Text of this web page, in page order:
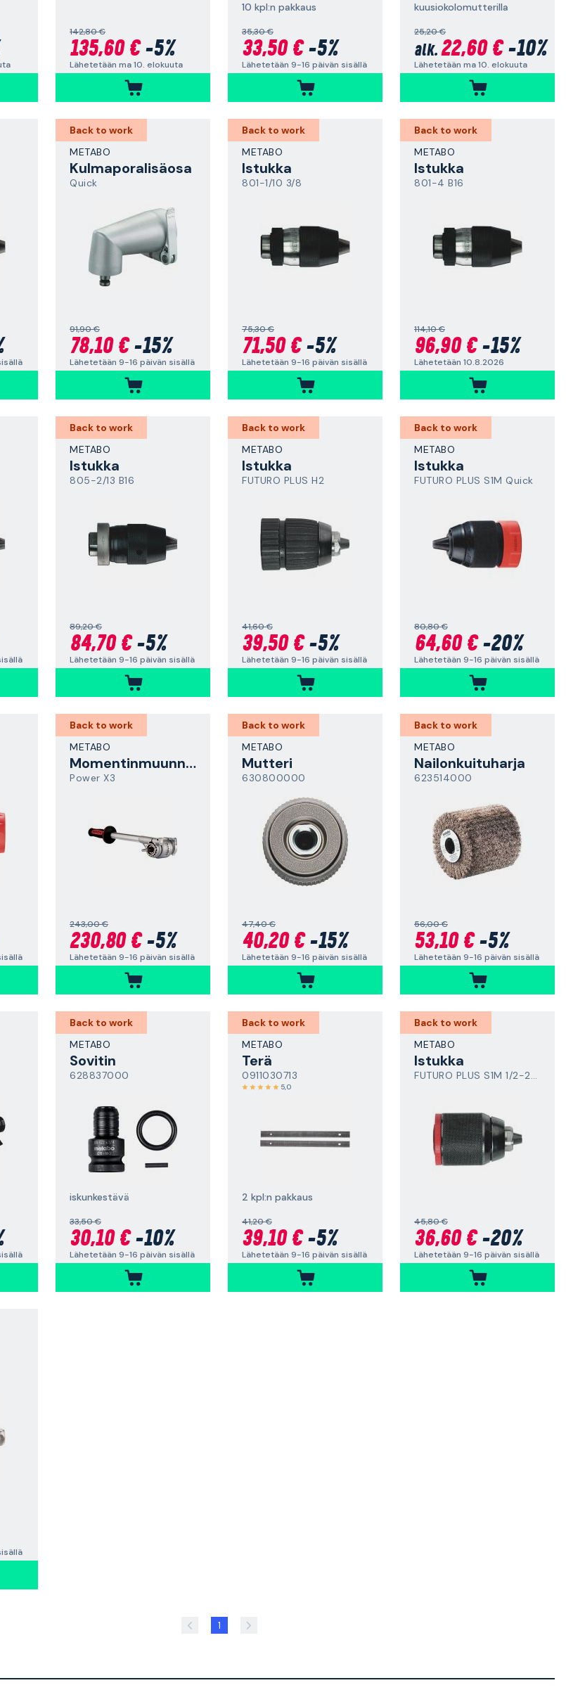
142,80 €
135,60 €-5%
Lähetetään ma 10. elokuuta
10 kpl:n pakkaus
35,30 €
33,50 €-5%
Lähetetään 9-16 päivän sisällä
kuusiokolomutterilla
25,20 €
alk. 22,60 €-10%
Lähetetään ma 10. elokuuta
Back to work
METABO
Kulmaporalisäosa
Quick
91,90 €
78,10 €-15%
Lähetetään 9-16 päivän sisällä
Back to work
METABO
Istukka
801-1/10 3/8
75,30 €
71,50 €-5%
Lähetetään 9-16 päivän sisällä
Back to work
METABO
Istukka
801-4 B16
114,10 €
96,90 €-15%
Lähetetään 10.8.2026
Back to work
METABO
Istukka
805-2/13 B16
89,20 €
84,70 €-5%
Lähetetään 9-16 päivän sisällä
Back to work
METABO
Istukka
FUTURO PLUS H2
41,60 €
39,50 €-5%
Lähetetään 9-16 päivän sisällä
Back to work
METABO
Istukka
FUTURO PLUS S1M Quick
80,80 €
64,60 €-20%
Lähetetään 9-16 päivän sisällä
Back to work
METABO
Momentinmuunnin
Power X3
243,00 €
230,80 €-5%
Lähetetään 9-16 päivän sisällä
Back to work
METABO
Mutteri
630800000
47,40 €
40,20 €-15%
Lähetetään 9-16 päivän sisällä
Back to work
METABO
Nailonkuituharja
623514000
56,00 €
53,10 €-5%
Lähetetään 9-16 päivän sisällä
Back to work
METABO
Sovitin
628837000
iskunkestävä
33,50 €
30,10 €-10%
Lähetetään 9-16 päivän sisällä
Back to work
METABO
Terä
0911030713
5,0
2 kpl:n pakkaus
41,20 €
39,10 €-5%
Lähetetään 9-16 päivän sisällä
Back to work
METABO
Istukka
FUTURO PLUS S1M 1/2-20 UNF
45,80 €
36,60 €-20%
Lähetetään 9-16 päivän sisällä
1